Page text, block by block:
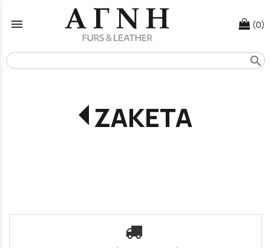
menu (0)
search
ΖΑΚΕΤΑ